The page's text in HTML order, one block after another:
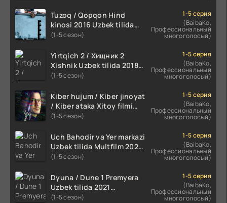
Tuzoq / Qopqon Hind
kinosi 2016 Uzbek tilida
tarjima film HD
(1-5 сезон)
1-5 серия
(BaibaKo,
Профессиональный
многоголосый)
Yirtqich 2 / Хищник 2
Xishnik Uzbek tilida 2018-
2024 O'zbekcha tarjima
(1-5 сезон)
1-5 серия
(BaibaKo,
Профессиональный
многоголосый)
Kiber hujum / Kiber jinoyat
/ Kiber ataka Xitoy filmi
Uzbek tilida O'zbekcha
HD skachat
(1-5 сезон)
1-5 серия
(BaibaKo,
Профессиональный
многоголосый)
Uch Bahodir va Yer markazi
Uzbek tilida Multfilm 2025
tarjima HD skachat
(1-5 сезон)
1-5 серия
(BaibaKo,
Профессиональный
многоголосый)
Dyuna / Dune 1 Premyera
Uzbek tilida 2021
O'zbekcha tarjima kino HD
(1-5 сезон)
1-5 серия
(BaibaKo,
Профессиональный
многоголосый)